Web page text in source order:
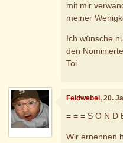
mit mir
meiner
Ich wünsche
den
Toi.
Feldwebel, 20.
= = = S O N D
Wir ernennen